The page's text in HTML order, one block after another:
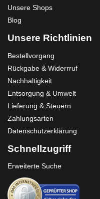
Unsere Shops
Blog
Unsere Richtlinien
Bestellvorgang
Rückgabe & Widerrruf
Nachhaltigkeit
Entsorgung & Umwelt
Lieferung & Steuern
Zahlungsarten
Datenschutzerklärung
Schnellzugriff
Erweiterte Suche